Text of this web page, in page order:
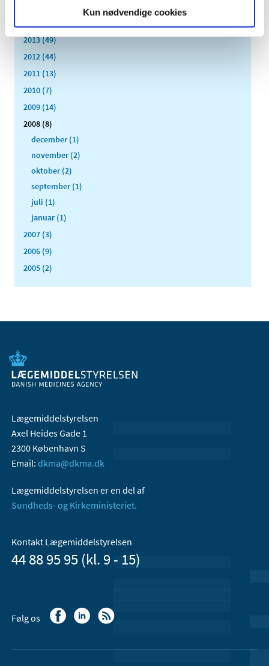
Kun nødvendige cookies
2013 (49)
2012 (44)
2011 (13)
2010 (7)
2009 (14)
2008 (8)
december (1)
november (2)
oktober (2)
september (1)
juli (1)
januar (1)
2007 (3)
2006 (9)
2005 (2)
Lægemiddelstyrelsen
Axel Heides Gade 1
2300 København S
Email: dkma@dkma.dk
Lægemiddelstyrelsen er en del af
Sundheds- og Kirkeministeriet.
Kontakt Lægemiddelstyrelsen
44 88 95 95 (kl. 9 - 15)
Følg os